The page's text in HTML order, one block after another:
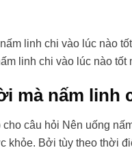
linh chi vào lúc nào tốt
mà nấm linh
câu hỏi Nên uống
khỏe. Bởi tùy theo thời